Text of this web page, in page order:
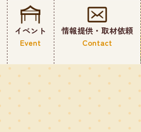
イベント
Event
情報提供・取材依頼
Contact